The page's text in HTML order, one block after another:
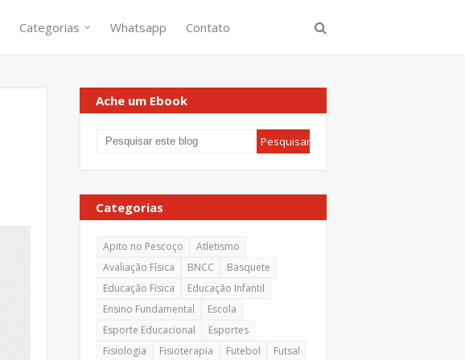
Categorias Whatsapp Contato
Ache um Ebook
Categorias
Apito no Pescoço
Atletismo
Avaliação Física
BNCC
Basquete
Educação Física
Educação Infantil
Ensino Fundamental
Escola
Esporte Educacional
Esportes
Fisiologia
Fisioterapia Futebol Futsal